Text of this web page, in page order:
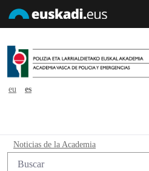
eu
es
Noticias de la
Noticias de la Academia
Búsqueda web